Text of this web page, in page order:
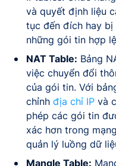
và quyết định liệu
tục đến đích hay bị
những gói tin hợp
NAT Table: Bảng
việc chuyển đổi
của gói tin. Với
chỉnh địa chỉ IP và
phép các gói tin
xác hơn trong
quản lý luồng dữ
Mangle Table: